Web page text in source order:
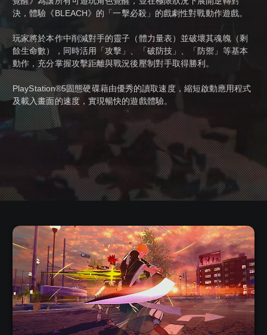
決，體驗《BLEACH》的「一擊必殺」的戲劇性對戰動作遊戲。
玩家將於本作中削減對手的靈子（體力量表）並破壞其魂魄（剩
餘生命數），同時活用「攻擊」、「破防技」、「防禦」等基本
動作，充分掌握攻擊距離與戰況後壓制對手取得勝利。
PlayStation®5固態硬碟藉由優秀的讀取速度，縮短啟動應用程式
及載入畫面的速度，實現暢快的遊戲體驗。